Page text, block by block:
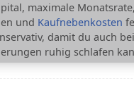
maximale
und Kaufnebenkosten
damit du auch bei
ruhig schlafen